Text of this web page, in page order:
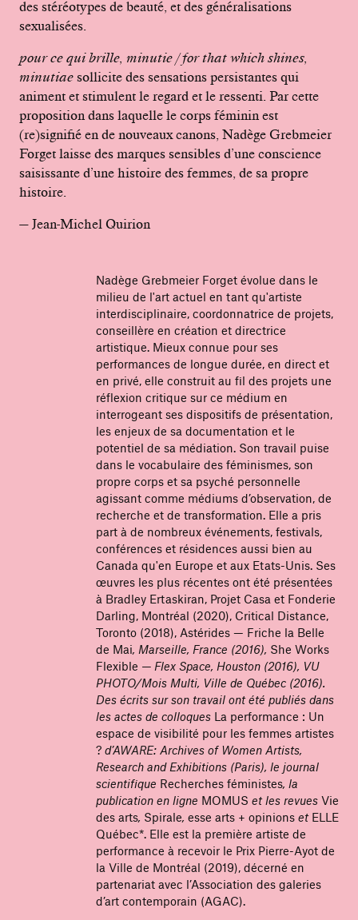
des stéréotypes de beauté, et des généralisations
sexualisées.
pour ce qui brille, minutie / for that which shines,
minutiae sollicite des sensations persistantes qui
animent et stimulent le regard et le ressenti. Par cette
proposition dans laquelle le corps féminin est
(re)signifié en de nouveaux canons, Nadège Grebmeier
Forget laisse des marques sensibles d’une conscience
saisissante d’une histoire des femmes, de sa propre
histoire.
— Jean-Michel Quirion
Nadège Grebmeier Forget évolue dans le
milieu de l'art actuel en tant qu'artiste
interdisciplinaire, coordonnatrice de projets,
conseillère en création et directrice
artistique. Mieux connue pour ses
performances de longue durée, en direct et
en privé, elle construit au fil des projets une
réflexion critique sur ce médium en
interrogeant ses dispositifs de présentation,
les enjeux de sa documentation et le
potentiel de sa médiation. Son travail puise
dans le vocabulaire des féminismes, son
propre corps et sa psyché personnelle
agissant comme médiums d’observation, de
recherche et de transformation. Elle a pris
part à de nombreux événements, festivals,
conférences et résidences aussi bien au
Canada qu'en Europe et aux Etats-Unis. Ses
œuvres les plus récentes ont été présentées
à Bradley Ertaskiran, Projet Casa et Fonderie
Darling, Montréal (2020), Critical Distance,
Toronto (2018), Astérides — Friche la Belle
de Mai , Marseille, France (2016), She Works
Flexible — Flex Space, Houston (2016), VU
PHOTO/Mois Multi, Ville de Québec (2016).
Des écrits sur son travail ont été publiés dans
les actes de colloques La performance : Un
espace de visibilité pour les femmes artistes
? d’AWARE: Archives of Women Artists,
Research and Exhibitions (Paris), le journal
scientifique Recherches féministes , la
publication en ligne MOMUS et les revues Vie
des arts Spirale esse arts + opinions et ELLE
Québec*. Elle est la première artiste de
performance à recevoir le Prix Pierre-Ayot de
la Ville de Montréal (2019), décerné en
partenariat avec l’Association des galeries
d’art contemporain (AGAC).